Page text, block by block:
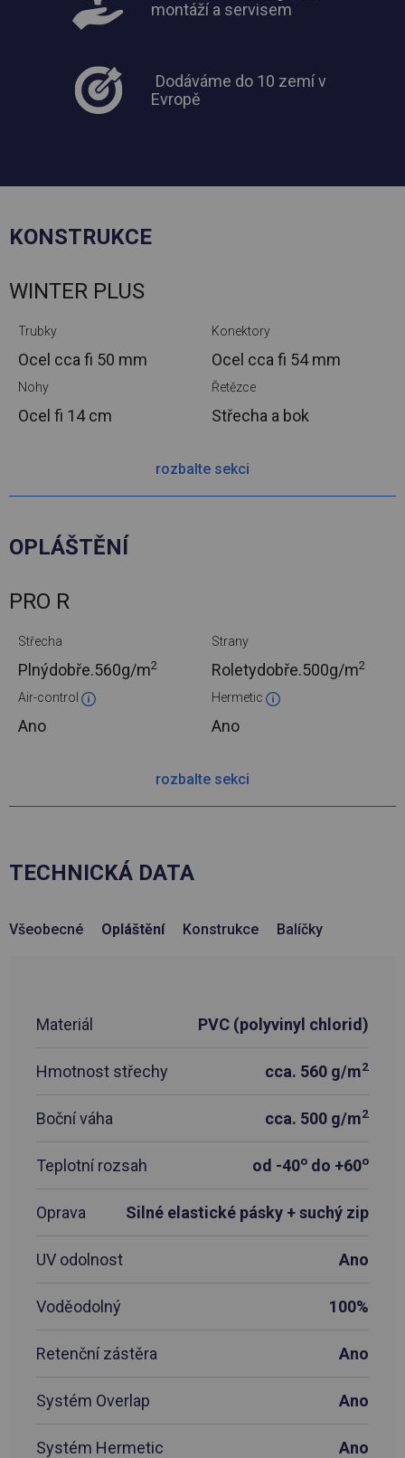
montáží a servisem
Dodáváme do 10 zemí v
Evropě
KONSTRUKCE
WINTER PLUS
Trubky
Ocel ccafi 50 mm
Konektory
Ocel ccafi 54 mm
Nohy
Ocel fi 14 cm
Řetězce
Střecha a bok
rozbalte sekci
OPLÁŠTĚNÍ
PRO R
Střecha
Plnýdobře.560g/m2
Strany
Roletydobře.500g/m2
Air-control
Ano
Hermetic
Ano
rozbalte sekci
TECHNICKÁ DATA
Všeobecné Opláštění Konstrukce Balíčky
Materiál PVC (polyvinyl chlorid)
Hmotnost střechy cca. 560 g/m2
Boční váha cca. 500 g/m2
Teplotní rozsah od -40o do +60o
Oprava Silné elastické pásky + suchý zip
UV odolnost Ano
Voděodolný 100%
Retenční zástěra Ano
Systém Overlap Ano
Systém Hermetic Ano